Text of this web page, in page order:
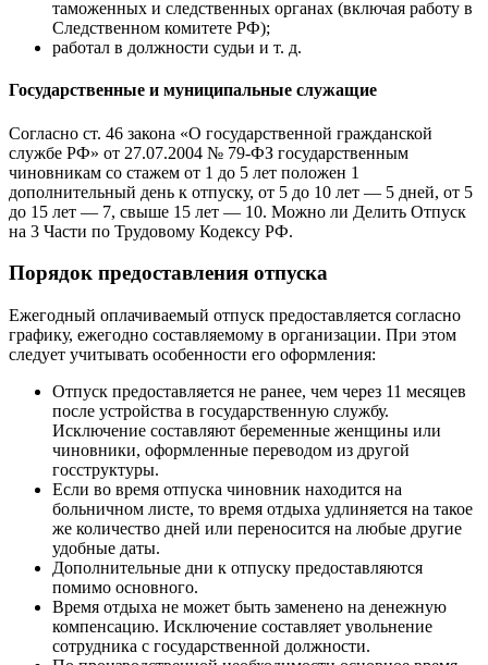
таможенных и следственных органах (включая работу в
Следственном комитете РФ);
работал в должности судьи и т. д.
Государственные и муниципальные служащие
Согласно ст. 46 закона «О государственной гражданской
службе РФ» от 27.07.2004 № 79-ФЗ государственным
чиновникам со стажем от 1 до 5 лет положен 1
дополнительный день к отпуску, от 5 до 10 лет — 5 дней, от 5
до 15 лет — 7, свыше 15 лет — 10. Можно ли Делить Отпуск
на 3 Части по Трудовому Кодексу РФ.
Порядок предоставления отпуска
Ежегодный оплачиваемый отпуск предоставляется согласно
графику, ежегодно составляемому в организации. При этом
следует учитывать особенности его оформления:
Отпуск предоставляется не ранее, чем через 11 месяцев
после устройства в государственную службу.
Исключение составляют беременные женщины или
чиновники, оформленные переводом из другой
госструктуры.
Если во время отпуска чиновник находится на
больничном листе, то время отдыха удлиняется на такое
же количество дней или переносится на любые другие
удобные даты.
Дополнительные дни к отпуску предоставляются
помимо основного.
Время отдыха не может быть заменено на денежную
компенсацию. Исключение составляет увольнение
сотрудника с государственной должности.